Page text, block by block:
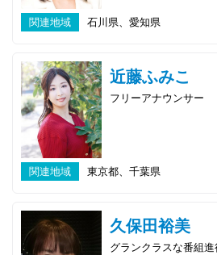
関連地域 石川県、愛知県
近藤ふみこ
フリーアナウンサー
関連地域 東京都、千葉県
久保田裕美
グランクラスな番組